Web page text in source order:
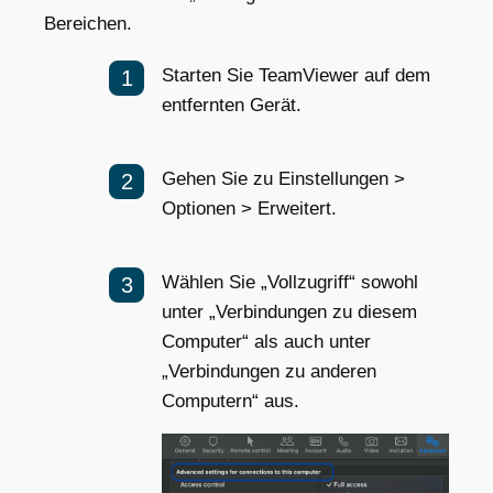
Bereichen.
Starten Sie TeamViewer auf dem
entfernten Gerät.
Gehen Sie zu Einstellungen >
Optionen > Erweitert.
Wählen Sie „Vollzugriff“ sowohl
unter „Verbindungen zu diesem
Computer“ als auch unter
„Verbindungen zu anderen
Computern“ aus.